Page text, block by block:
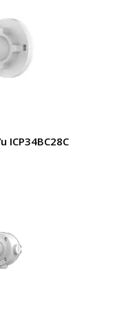
ICP34BC28C